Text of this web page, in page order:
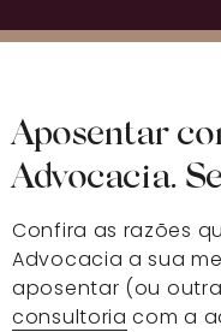
Aposentar
Advocacia.
Confira as razões
Advocacia a sua
aposentar (ou
consultoria com a